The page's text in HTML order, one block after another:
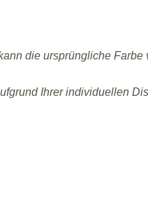
die ursprüngliche
Ihrer individuellen